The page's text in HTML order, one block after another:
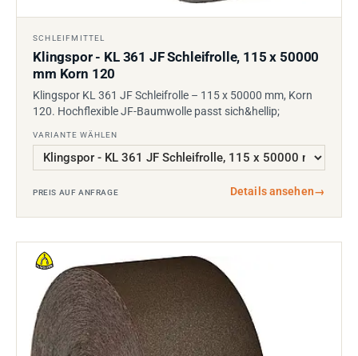
SCHLEIFMITTEL
Klingspor - KL 361 JF Schleifrolle, 115 x 50000
mm Korn 120
Klingspor KL 361 JF Schleifrolle – 115 x 50000 mm, Korn
120. Hochflexible JF-Baumwolle passt sich&hellip;
VARIANTE WÄHLEN
PREIS AUF ANFRAGE Details ansehen→